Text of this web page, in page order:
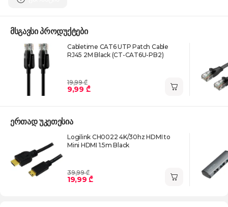
მსგავსი პროდუქტები
Cabletime CAT6 UTP Patch Cable
RJ45 2M Black (CT-CAT6U-PB2)
19,99 ₾
9,99 ₾
ერთად უკეთესია
Logilink CH0022 4K/30hz HDMI to
Mini HDMI 1.5m Black
39,99 ₾
19,99 ₾